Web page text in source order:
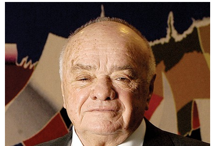
26 32
Эрман Ылыджак (состояние 2,2
млрд. долларов)